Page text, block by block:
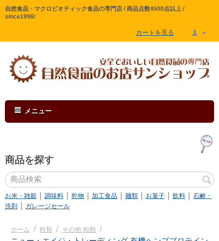
自然食品・マクロビオティック食品の専門店 / 商品点数4500点以上 /
since1996/
カートを見る
メニュー
商品を探す
お米・雑穀 調味料 乾物 加工食品 麺類 お菓子 飲料
石鹸・
洗剤
ガレージセール
ホーム / 粉類 / その他 粉類 /